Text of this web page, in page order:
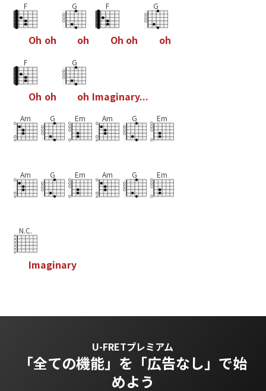
F
Oh oh
G
oh
F
Oh oh
G
oh
F
Oh oh
G
oh Imaginary...
Am G Em Am G Em
Am G Em Am G Em
N.C.
Imaginary
U-FRETプレミアム
「全ての機能」を 「広告なし」で始
めよう